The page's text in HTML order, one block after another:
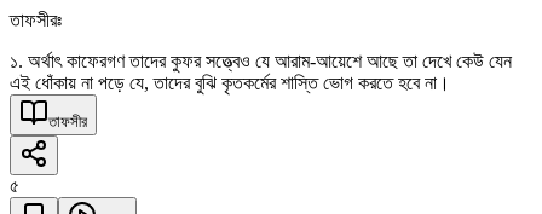
তাফসীরঃ
১. অর্থাৎ কাফেরগণ তাদের কুফর সত্ত্বেও যে আরাম-আয়েশে আছে তা দেখে কেউ যেন
এই ধোঁকায় না পড়ে যে, তাদের বুঝি কৃতকর্মের শাস্তি ভোগ করতে হবে না।
তাফসীর
৫